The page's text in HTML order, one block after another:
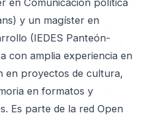
en Comunicación política
y un magíster en
(IEDES Panteón-
con amplia experiencia en
en proyectos de cultura,
en formatos y
Es parte de la red Open